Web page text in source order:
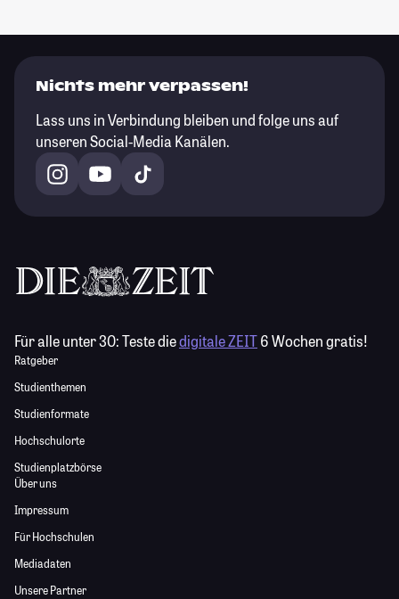
Nichts mehr verpassen!
Lass uns in Verbindung bleiben und folge uns auf
unseren Social-Media Kanälen.
Für alle unter 30:Teste diedigitale ZEIT6 Wochen gratis!
Ratgeber
Studienthemen
Studienformate
Hochschulorte
Studienplatzbörse
Über uns
Impressum
Für Hochschulen
Mediadaten
Unsere Partner